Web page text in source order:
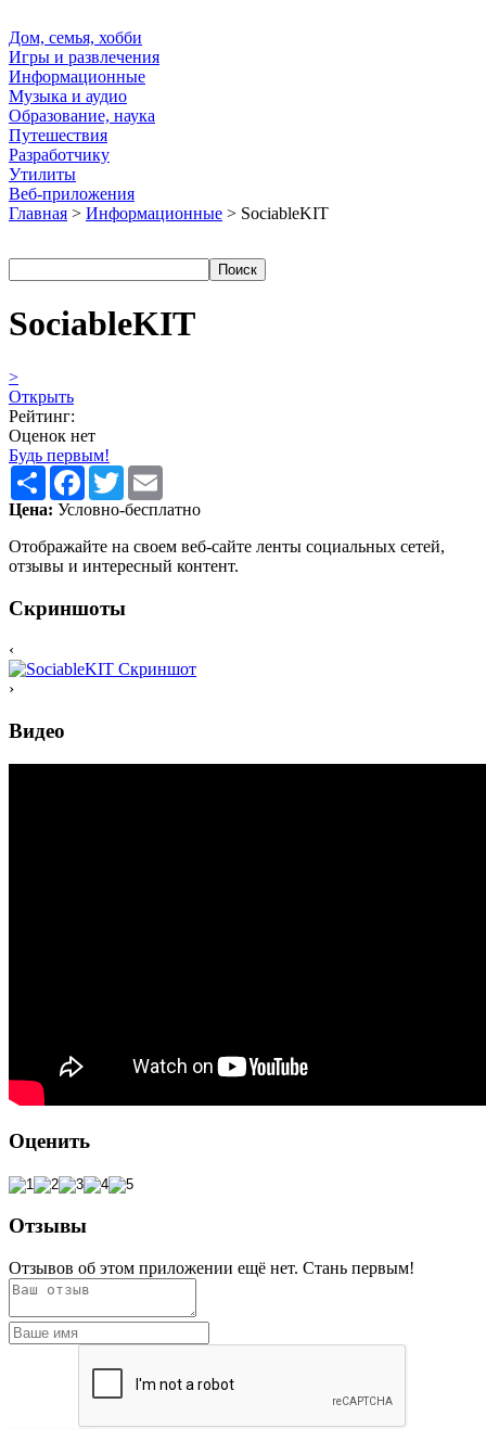
Дом, семья, хобби
Игры и развлечения
Информационные
Музыка и аудио
Образование, наука
Путешествия
Разработчику
Утилиты
Веб-приложения
Главная > Информационные > SociableKIT
SociableKIT
>
Открыть
Рейтинг:
Оценок нет
Будь первым!
Share Facebook
Twitter
Цена: Условно-бесплатно
Отображайте на своем веб-сайте ленты социальных сетей,
отзывы и интересный контент.
Скриншоты
‹
›
Видео
Оценить
Отзывы
Отзывов об этом приложении ещё нет. Стань первым!